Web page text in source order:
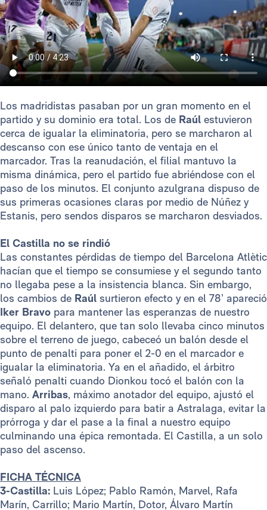
Los madridistas pasaban por un gran momento en el
partido y su dominio era total. Los de Raúl estuvieron
cerca de igualar la eliminatoria, pero se marcharon al
descanso con ese único tanto de ventaja en el
marcador. Tras la reanudación, el filial mantuvo la
misma dinámica, pero el partido fue abriéndose con el
paso de los minutos. El conjunto azulgrana dispuso de
sus primeras ocasiones claras por medio de Núñez y
Estanis, pero sendos disparos se marcharon desviados.
El Castilla no se rindió
Las constantes pérdidas de tiempo del Barcelona Atlètic
hacían que el tiempo se consumiese y el segundo tanto
no llegaba pese a la insistencia blanca. Sin embargo,
los cambios de Raúl surtieron efecto y en el 78’ apareció
Iker Bravo para mantener las esperanzas de nuestro
equipo. El delantero, que tan solo llevaba cinco minutos
sobre el terreno de juego, cabeceó un balón desde el
punto de penalti para poner el 2-0 en el marcador e
igualar la eliminatoria. Ya en el añadido, el árbitro
señaló penalti cuando Dionkou tocó el balón con la
mano. Arribas, máximo anotador del equipo, ajustó el
disparo al palo izquierdo para batir a Astralaga, evitar la
prórroga y dar el pase a la final a nuestro equipo
culminando una épica remontada. El Castilla, a un solo
paso del ascenso.
FICHA TÉCNICA
3-Castilla: Luis López; Pablo Ramón, Marvel, Rafa
Marín, Carrillo; Mario Martín, Dotor, Álvaro Martín